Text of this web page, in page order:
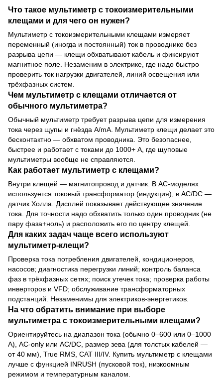
Что такое мультиметр с токоизмерительными
клещами и для чего он нужен?
Мультиметр с токоизмерительными клещами измеряет
переменный (иногда и постоянный) ток в проводнике без
разрыва цепи — клещи обхватывают кабель и фиксируют
магнитное поле. Незаменим в электрике, где надо быстро
проверить ток нагрузки двигателей, линий освещения или
трёхфазных систем.
Чем мультиметр с клещами отличается от
обычного мультиметра?
Обычный мультиметр требует разрыва цепи для измерения
тока через щупы и гнёзда A/mA. Мультиметр клещи делает это
бесконтактно — обхватом проводника. Это безопаснее,
быстрее и работает с токами до 1000+ А, где щуповые
мультиметры вообще не справляются.
Как работает мультиметр с клещами?
Внутри клещей — магнитопровод и датчик. В AC-моделях
используется токовый трансформатор (индукция), в AC/DC —
датчик Холла. Дисплей показывает действующее значение
тока. Для точности надо обхватить только один проводник (не
пару фаза+ноль) и расположить его по центру клещей.
Для каких задач чаще всего используют
мультиметр-клещи?
Проверка тока потребления двигателей, кондиционеров,
насосов; диагностика перегрузки линий; контроль баланса
фаз в трёхфазных сетях; поиск утечек тока; проверка работы
инверторов и VFD; обслуживание трансформаторных
подстанций. Незаменимы для электриков-энергетиков.
На что обратить внимание при выборе
мультиметра с токоизмерительными клещами?
Ориентируйтесь на диапазон тока (обычно 0–600 или 0–1000
А), AC-only или AC/DC, размер зева (для толстых кабелей —
от 40 мм), True RMS, CAT III/IV. Купить мультиметр с клещами
лучше с функцией INRUSH (пусковой ток), низкоомным
режимом и температурным каналом.